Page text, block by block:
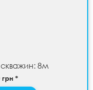
8м
*